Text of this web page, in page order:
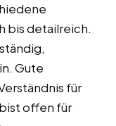
bis detailreich.
Gute
für
offen für